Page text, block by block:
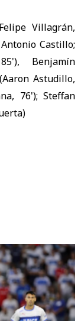
Villagrán,
Castillo;
Benjamín
Astudillo,
76'); Steffan